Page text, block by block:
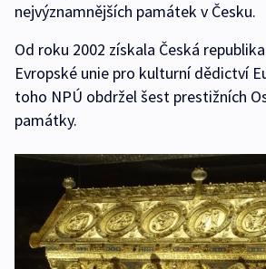
nejvýznamnějších památek v Česku.
Od roku 2002 získala Česká
Evropské unie pro kulturní dědictví
toho NPÚ obdržel šest prestižních
památky.